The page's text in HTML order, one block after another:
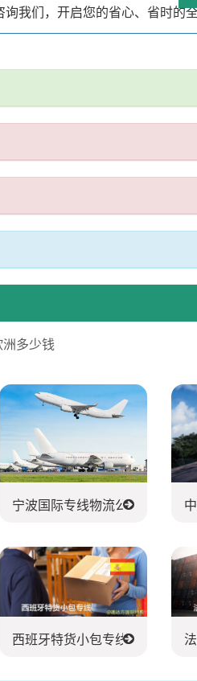
我们，开启您的省心、省时的
多少钱
宁波国际专线物流公司
西班牙特货小包专线